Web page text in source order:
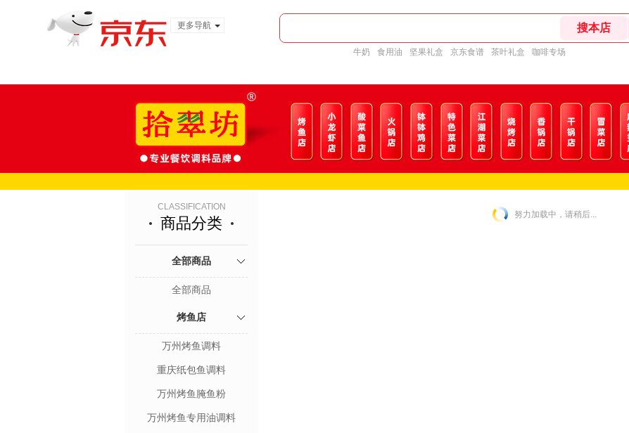
更多导航
牛奶 食用油 坚果礼盒 京东食谱 茶叶礼盒 咖啡专场
CLASSIFICATION
商品分类
全部商品
全部商品
烤鱼店
万州烤鱼调料
重庆纸包鱼调料
万州烤鱼腌鱼粉
万州烤鱼专用油调料
努力加载中，请稍后...